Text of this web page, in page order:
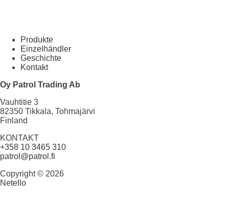
Produkte
Einzelhändler
Geschichte
Kontakt
Oy Patrol Trading Ab
Vauhtitie 3
82350 Tikkala, Tohmajärvi
Finland
KONTAKT
+358 10 3465 310
patrol@patrol.fi
Copyright © 2026
Netello